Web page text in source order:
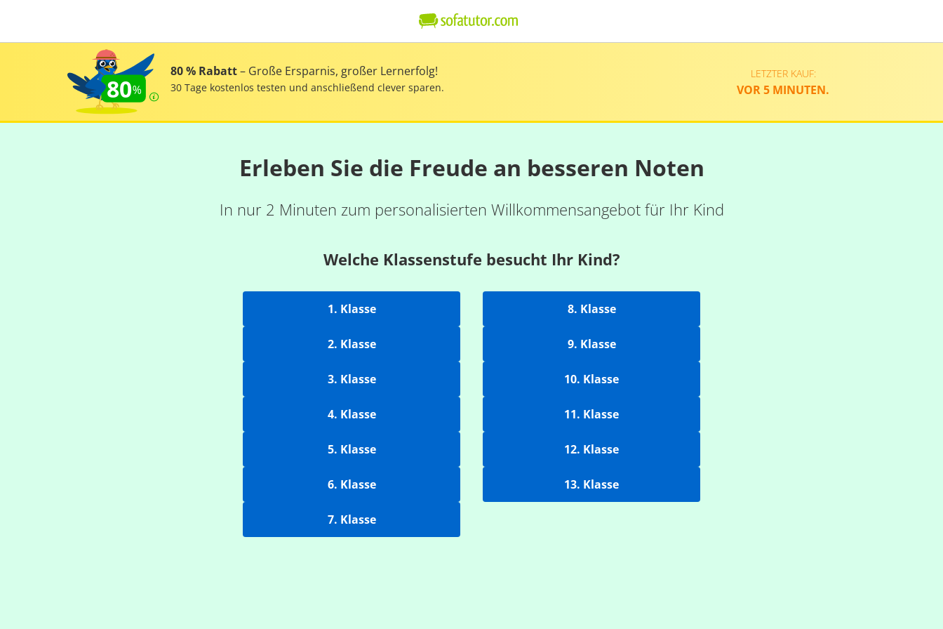
80
80 % Rabatt– Große Ersparnis, großer Lernerfolg!
30 Tage kostenlos testen und anschließend clever sparen.
LETZTER KAUF:
VOR 5 MINUTEN.
Erleben Sie die Freude an besseren Noten
In nur 2 Minuten zum personalisierten Willkommensangebot für Ihr Kind
Welche Klassenstufe besucht Ihr Kind?
1. Klasse
2. Klasse
3. Klasse
4. Klasse
5. Klasse
6. Klasse
7. Klasse
8. Klasse
9. Klasse
10. Klasse
11. Klasse
12. Klasse
13. Klasse